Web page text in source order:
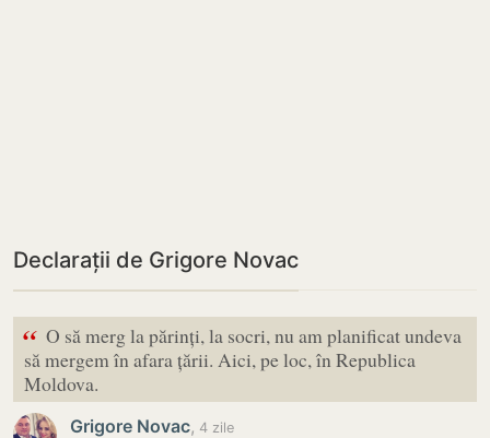
Declarații de Grigore Novac
“ O să merg la părinți, la socri, nu am planificat undeva
să mergem în afara țării. Aici, pe loc, în Republica
Moldova.
Grigore Novac, 4 zile